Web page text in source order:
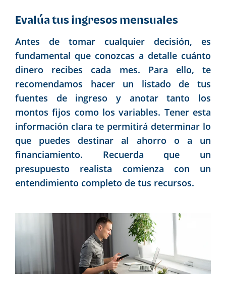
Evalúa tus ingresos mensuales
Antes de tomar cualquier decisión, es
fundamental que conozcas a detalle cuánto
dinero recibes cada mes. Para ello, te
recomendamos hacer un listado de tus
fuentes de ingreso y anotar tanto los
montos fijos como los variables. Tener esta
información clara te permitirá determinar lo
que puedes destinar al ahorro o a un
financiamiento. Recuerda que un
presupuesto realista comienza con un
entendimiento completo de tus recursos.